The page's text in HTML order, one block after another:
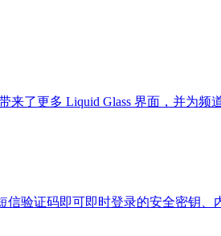
带来了更多 Liquid Glass 界面，并
信验证码即可即时登录的安全密钥